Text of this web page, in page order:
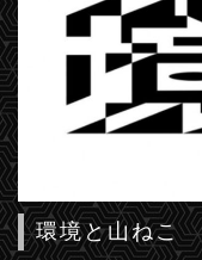
環境と山ねこ